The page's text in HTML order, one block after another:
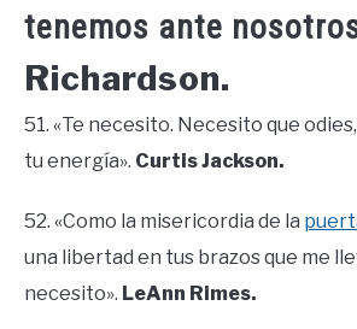
tenemos ante
Richardson.
51. «Te necesito. Necesito que
tu energía». Curtis Jackson.
52. «Como la misericordia de la
una libertad en tus brazos que me
necesito». LeAnn Rimes.